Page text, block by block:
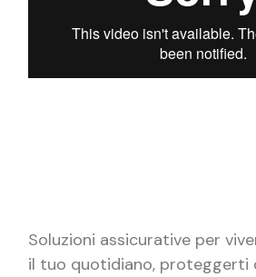
Soluzioni assicurative per
il tuo quotidiano, proteggerti